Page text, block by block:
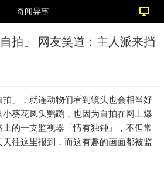
奇闻异事
拍」 网友笑道：主人派来挡
拍」，就连动物们看到镜头也会相当好
葵花凤头鹦鹉，也因为自拍在网上爆
的一支监视器「情有独钟」，不但常
往这里报到，而这有趣的画面都被监